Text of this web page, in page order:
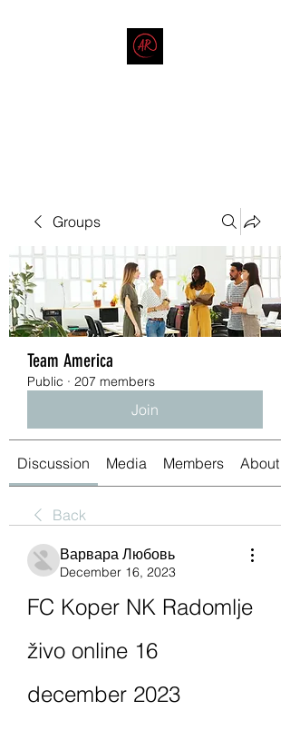
Groups
Team America
Public · 207 members
Join
Discussion Media Members About
Back
Варвара Любовь
December 16, 2023
FC Koper NK Radomlje
živo online 16
december 2023